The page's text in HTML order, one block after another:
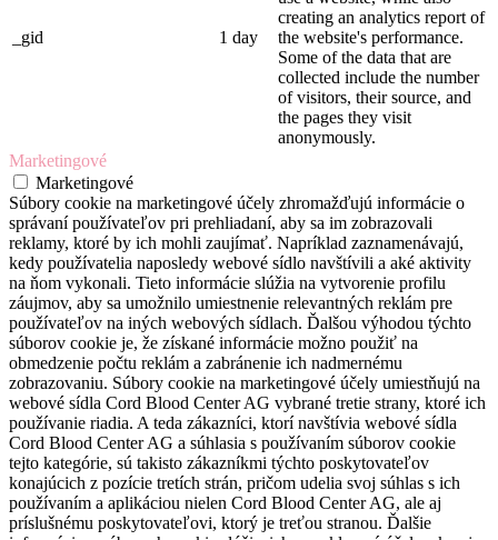
_gid 1 day
creating an analytics report of
the website's performance.
Some of the data that are
collected include the number
of visitors, their source, and
the pages they visit
anonymously.
Marketingové
Marketingové
Súbory cookie na marketingové účely zhromažďujú informácie o
správaní používateľov pri prehliadaní, aby sa im zobrazovali
reklamy, ktoré by ich mohli zaujímať. Napríklad zaznamenávajú,
kedy používatelia naposledy webové sídlo navštívili a aké aktivity
na ňom vykonali. Tieto informácie slúžia na vytvorenie profilu
záujmov, aby sa umožnilo umiestnenie relevantných reklám pre
používateľov na iných webových sídlach. Ďalšou výhodou týchto
súborov cookie je, že získané informácie možno použiť na
obmedzenie počtu reklám a zabránenie ich nadmernému
zobrazovaniu. Súbory cookie na marketingové účely umiestňujú na
webové sídla Cord Blood Center AG vybrané tretie strany, ktoré ich
používanie riadia. A teda zákazníci, ktorí navštívia webové sídla
Cord Blood Center AG a súhlasia s používaním súborov cookie
tejto kategórie, sú takisto zákazníkmi týchto poskytovateľov
konajúcich z pozície tretích strán, pričom udelia svoj súhlas s ich
používaním a aplikáciou nielen Cord Blood Center AG, ale aj
príslušnému poskytovateľovi, ktorý je treťou stranou. Ďalšie